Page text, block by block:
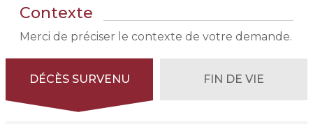
Contexte
Merci de préciser le contexte de votre demande.
DÉCÈS SURVENU FIN DE VIE